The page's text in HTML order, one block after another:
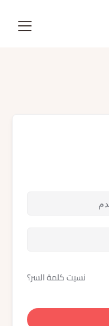
نسيت كلمة السر؟